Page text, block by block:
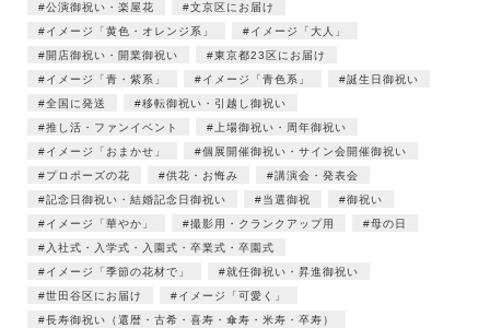
公演御祝い・楽屋花
文京区にお届け
イメージ「黄色・オレンジ系」
イメージ「大人」
開店御祝い・開業御祝い
東京都23区にお届け
イメージ「青・紫系」
イメージ「青色系」
誕生日御祝い
全国に発送
移転御祝い・引越し御祝い
推し活・ファンイベント
上場御祝い・周年御祝い
イメージ「おまかせ」
個展開催御祝い・サイン会開催御祝い
プロポーズの花
供花・お悔み
講演会・発表会
記念日御祝い・結婚記念日御祝い
当選御祝
御祝い
イメージ「華やか」
撮影用・クランクアップ用
母の日
入社式・入学式・入園式・卒業式・卒園式
イメージ「季節の花材で」
就任御祝い・昇進御祝い
世田谷区にお届け
イメージ「可愛く」
長寿御祝い（還暦・古希・喜寿・傘寿・米寿・卒寿）